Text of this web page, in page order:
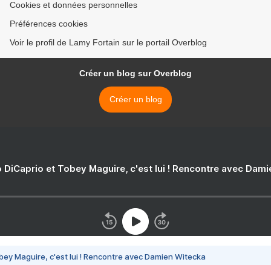
Cookies et données personnelles
Préférences cookies
Voir le profil de Lamy Fortain sur le portail Overblog
Créer un blog sur Overblog
Créer un blog
DiCaprio et Tobey Maguire, c'est lui ! Rencontre avec
Maguire, c'est lui ! Rencontre avec Damien Witecka